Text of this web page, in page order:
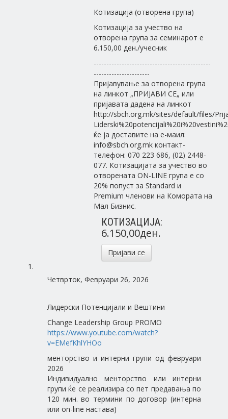
Котизација (отворена група)
Котизација за учество на
отворена група за семинарот е
6.150,00 ден./учесник
----------------------------------------------
----------------------
Пријавување за отворена група
на линкот „ПРИЈАВИ СЕ„ или
пријавата дадена на линкот
http://sbch.org.mk/sites/default/files/
ќе ja доставите на е-маил:
info@sbch.org.mk контакт-
телефон: 070 223 686, (02) 2448-
077. Котизацијата за учество во
отворената ON-LINE група е со
20% попуст за Standard и
Premium членови на Комората на
Мал Бизнис.
КОТИЗАЦИЈА:
6.150,00ден.
Пријави се
Четврток, Февруари 26, 2026
Лидерски Потенцијали и Вештини
Change Leadership Group PROMO
https://www.youtube.com/watch?
v=EMefKhlYHOo
менторство и интерни групи од февруари
2026
Индивидуално менторство или интерни
групи ќе се реализира со пет предавања по
120 мин. во термини по договор (интерна
или on-line настава)